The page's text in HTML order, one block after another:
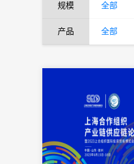
规模 全部
产品 全部